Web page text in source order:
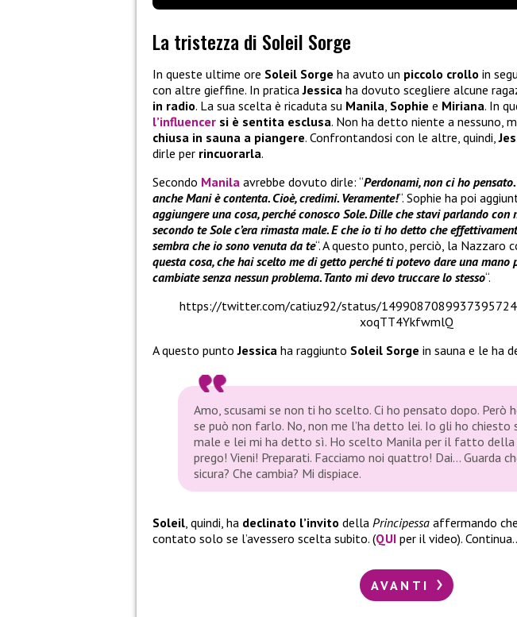
La tristezza di Soleil Sorge
In queste ultime ore Soleil Sorge ha avuto un piccolo crollo in
con altre gieffine. In praticaJessica ha dovuto scegliere alcune
in radio. La sua scelta è ricaduta su Manila, Sophie e Miriana. In
l’influencer si è sentita esclusa. Non ha detto niente a nessuno,
chiusa in sauna a piangere. Confrontandosi con le altre, quindi,
dirle per rincuorarla.
Secondo Manila avrebbe dovuto dirle: “Perdonami, non ci ho
anche Mani è contenta. Cioè, credimi. Veramente!“. Sophie ha poi
aggiungere una cosa, perché conosco Sole. Dille che stavi parlando con
secondo te Sole c’era rimasta male. E che io ti ho detto che
sembra che io sono venuta da te“. A questo punto, perciò, la Nazzaro
questa cosa, che hai scelto me di getto perché ti potevo dare una mano
cambiate senza nessun problema. Tanto mi devo truccare lo stesso“.
https://twitter.com/catiuz92/status/
xoqTT4YkfwmlQ
A questo puntoJessica ha raggiunto Soleil Sorge in sauna e le ha
Amo, scusami se non ti ho scelto. Ci ho pensato dopo. Però
se può non farlo. No, non me l’ha detto lei. Io gli ho chiesto
male e lei mi ha detto sì. Ho scelto Manila per il fatto della
prego! Vieni! Preparati. Facciamo noi quattro! Dai… Guarda
sicura? Che cambia? Mi dispiace.
Soleil, quindi, ha declinato l’invito della Principessa affermando
contato solo se l’avessero scelta subito. (QUI per il video).
AVANTI